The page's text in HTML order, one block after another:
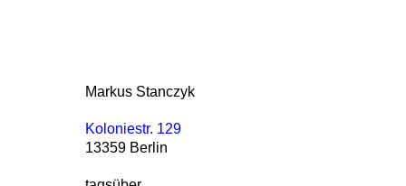
Markus Stanczyk
Koloniestr. 129
13359 Berlin